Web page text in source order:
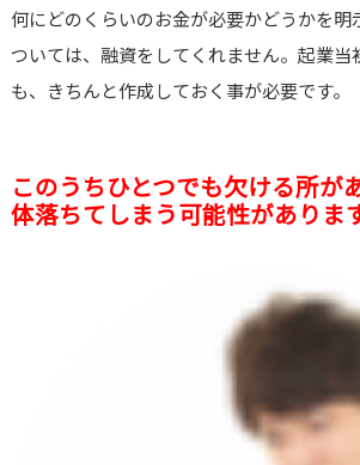
何にどのくらいのお金が必要かどうかを明
ついては、融資をしてくれません。起業当
も、きちんと作成しておく事が必要です。
このうちひとつでも欠ける所が
体落ちてしまう可能性がありま